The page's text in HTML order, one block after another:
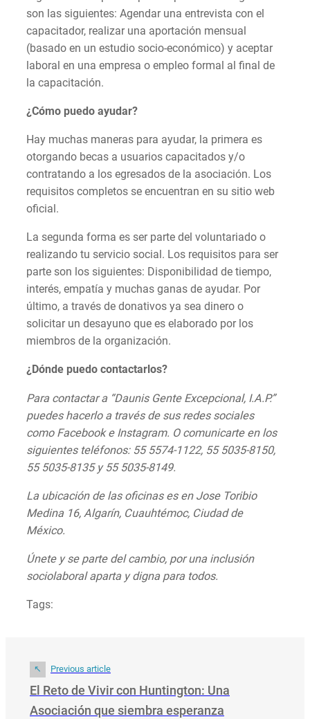
son las siguientes: Agendar una entrevista con el
capacitador, realizar una aportación mensual
(basado en un estudio socio-económico) y aceptar
laboral en una empresa o empleo formal al final de
la capacitación.
¿Cómo puedo ayudar?
Hay muchas maneras para ayudar, la primera es
otorgando becas a usuarios capacitados y/o
contratando a los egresados de la asociación. Los
requisitos completos se encuentran en su sitio web
oficial.
La segunda forma es ser parte del voluntariado o
realizando tu servicio social. Los requisitos para ser
parte son los siguientes: Disponibilidad de tiempo,
interés, empatía y muchas ganas de ayudar. Por
último, a través de donativos ya sea dinero o
solicitar un desayuno que es elaborado por los
miembros de la organización.
¿Dónde puedo contactarlos?
Para contactar a “Daunis Gente Excepcional, I.A.P.”
puedes hacerlo a través de sus redes sociales
como Facebook e Instagram. O comunicarte en los
siguientes teléfonos: 55 5574-1122, 55 5035-8150,
55 5035-8135 y 55 5035-8149.
La ubicación de las oficinas es en Jose Toribio
Medina 16, Algarín, Cuauhtémoc, Ciudad de
México.
Únete y se parte del cambio, por una inclusión
sociolaboral aparta y digna para todos.
Tags:
Previous article
El Reto de Vivir con Huntington: Una
Asociación que siembra esperanza